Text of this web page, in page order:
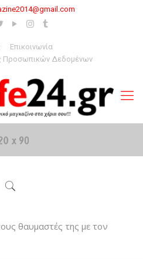
Επικοινωνία
Προσωπικών Δεδομένων
θαυμαστές της με τον